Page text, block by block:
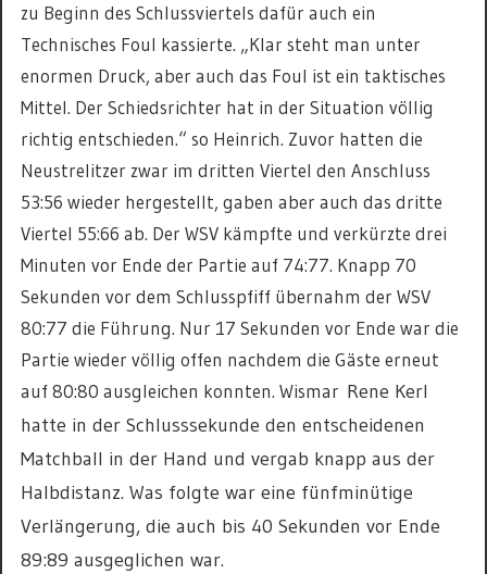
zu Beginn des Schlussviertels dafür auch ein
Technisches Foul kassierte. „Klar steht man unter
enormen Druck, aber auch das Foul ist ein taktisches
Mittel. Der Schiedsrichter hat in der Situation völlig
richtig entschieden.“ so Heinrich. Zuvor hatten die
Neustrelitzer zwar im dritten Viertel den Anschluss
53:56 wieder hergestellt, gaben aber auch das dritte
Viertel 55:66 ab. Der WSV kämpfte und verkürzte drei
Minuten vor Ende der Partie auf 74:77. Knapp 70
Sekunden vor dem Schlusspfiff übernahm der WSV
80:77 die Führung. Nur 17 Sekunden vor Ende war die
Partie wieder völlig offen nachdem die Gäste erneut
auf 80:80 ausgleichen konnten. Wismar Rene Kerl
hatte in der Schlusssekunde den entscheidenen
Matchball in der Hand und vergab knapp aus der
Halbdistanz. Was folgte war eine fünfminütige
Verlängerung, die auch bis 40 Sekunden vor Ende
89:89 ausgeglichen war.